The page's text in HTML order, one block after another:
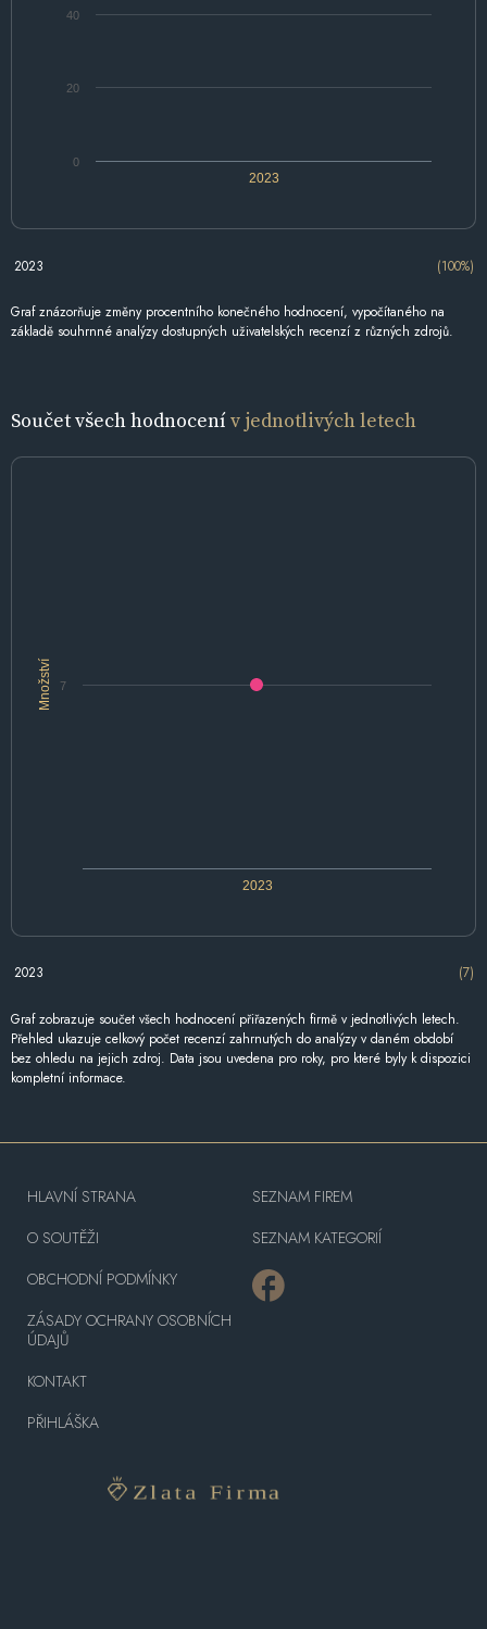
2023
0
20
40
2023 (100%)
Graf znázorňuje změny procentního konečného hodnocení, vypočítaného na
základě souhrnné analýzy dostupných uživatelských recenzí z různých zdrojů.
Součet všech hodnocenív jednotlivých letech
Množství
2023
7
2023 (7)
Graf zobrazuje součet všech hodnocení přiřazených firmě v jednotlivých letech.
Přehled ukazuje celkový počet recenzí zahrnutých do analýzy v daném období
bez ohledu na jejich zdroj. Data jsou uvedena pro roky, pro které byly k dispozici
kompletní informace.
HLAVNÍ STRANA
O SOUTĚŽI
OBCHODNÍ PODMÍNKY
ZÁSADY OCHRANY OSOBNÍCH
ÚDAJŮ
KONTAKT
PŘIHLÁŠKA
SEZNAM FIREM
SEZNAM KATEGORIÍ